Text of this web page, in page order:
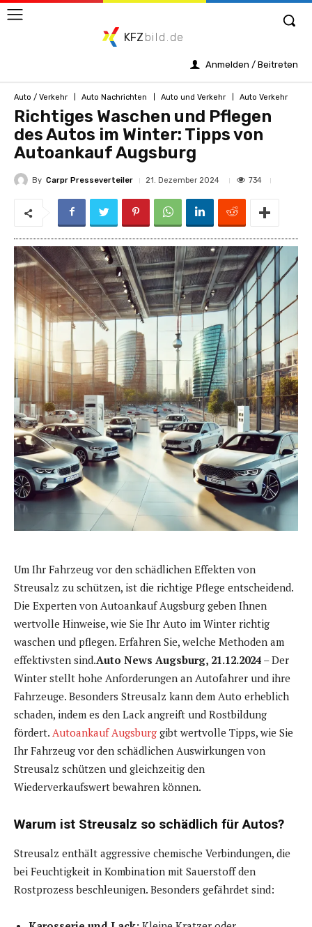
KFZ bild.de
Anmelden / Beitreten
Auto / Verkehr Auto Nachrichten Auto und Verkehr Auto Verkehr
Richtiges Waschen und Pflegen
des Autos im Winter: Tipps von
Autoankauf Augsburg
By Carpr Presseverteiler 21. Dezember 2024 734
Um Ihr Fahrzeug vor den schädlichen Effekten von
Streusalz zu schützen, ist die richtige Pflege entscheidend.
Die Experten von Autoankauf Augsburg geben Ihnen
wertvolle Hinweise, wie Sie Ihr Auto im Winter richtig
waschen und pflegen. Erfahren Sie, welche Methoden am
effektivsten sind.Auto News Augsburg, 21.12.2024 – Der
Winter stellt hohe Anforderungen an Autofahrer und ihre
Fahrzeuge. Besonders Streusalz kann dem Auto erheblich
schaden, indem es den Lack angreift und Rostbildung
fördert. Autoankauf Augsburg gibt wertvolle Tipps, wie Sie
Ihr Fahrzeug vor den schädlichen Auswirkungen von
Streusalz schützen und gleichzeitig den
Wiederverkaufswert bewahren können.
Warum ist Streusalz so schädlich für Autos?
Streusalz enthält aggressive chemische Verbindungen, die
bei Feuchtigkeit in Kombination mit Sauerstoff den
Rostprozess beschleunigen. Besonders gefährdet sind: